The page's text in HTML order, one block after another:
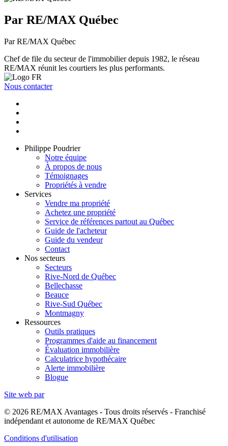
Par RE/MAX Québec
Par RE/MAX Québec
Chef de file du secteur de l'immobilier depuis 1982, le réseau
RE/MAX réunit les courtiers les plus performants.
Nous contacter
Philippe Poudrier
Notre équipe
À propos de nous
Témoignages
Propriétés à vendre
Services
Vendre ma propriété
Achetez une propriété
Service de références partout au Québec
Guide de l'acheteur
Guide du vendeur
Contact
Nos secteurs
Secteurs
Rive-Nord de Québec
Bellechasse
Beauce
Rive-Sud Québec
Montmagny
Ressources
Outils pratiques
Programmes d'aide au financement
Évaluation immobilière
Calculatrice hypothécaire
Alerte immobilière
Blogue
Site web par
© 2026 RE/MAX Avantages - Tous droits réservés - Franchisé
indépendant et autonome de RE/MAX Québec
Conditions d'utilisation